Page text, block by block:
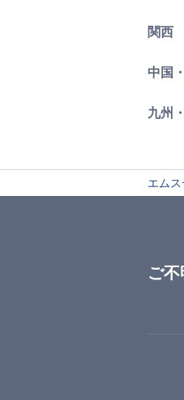
関西
中国
九州
エム
ご